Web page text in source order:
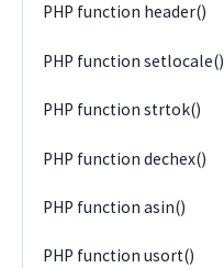
PHP function header()
PHP function setlocale()
PHP function strtok()
PHP function dechex()
PHP function asin()
PHP function usort()